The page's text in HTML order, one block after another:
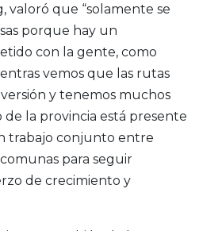
valoró que “solamente se
porque hay un
con la gente, como
vemos que las rutas
y tenemos muchos
la provincia está presente
trabajo conjunto entre
para seguir
de crecimiento y